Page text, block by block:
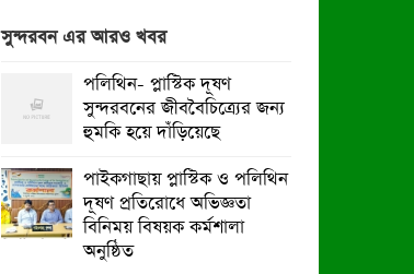
নিত্য প্রয়োজনীয় দ্রব্যমূল্যের উর্ধ্বগতির
প্রতিবাদে মাগুরায় ১১দলীয় ঐক্য
জোটেরস্মারকলিপি প্রদান
মাগুরায় সাকিব আল হাসানের বাড়িতে
ভাঙচুর, পেট্রোল নিক্ষেপ ও অগ্নিসংযোগ
পাইকগাছায় শিক্ষার্থী ও গরীব-দুস্থদের
মাঝে সাইকেল-ভ্যান ও সেলাই মেশিন
বিতরণ
সুন্দরবন এর আরও খবর
পলিথিন- প্লাস্টিক দূষণ
সুন্দরবনের জীববৈচিত্র্যের জন্য
হুমকি হয়ে দাঁড়িয়েছে
পাইকগাছায় প্লাস্টিক ও পলিথিন
দূষণ প্রতিরোধে অভিজ্ঞতা
বিনিময় বিষয়ক কর্মশালা
অনুষ্ঠিত